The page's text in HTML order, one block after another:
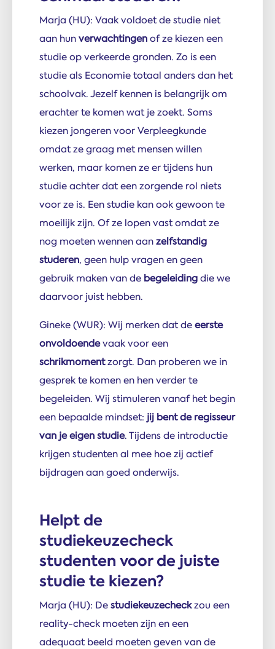
Marja (HU): Vaak voldoet de studie niet
aan hunverwachtingenof ze kiezen een
studie op verkeerde gronden. Zo is een
studie als Economie totaal anders dan het
schoolvak. Jezelf kennen is belangrijk om
erachter te komen wat je zoekt. Soms
kiezen jongeren voor Verpleegkunde
omdat ze graag met mensen willen
werken, maar komen ze er tijdens hun
studie achter dat een zorgende rol niets
voor ze is. Een studie kan ook gewoon te
moeilijk zijn. Of ze lopen vast omdat ze
nog moeten wennen aanzelfstandig
studeren, geen hulp vragen en geen
gebruik maken van de begeleidingdie we
daarvoor juist hebben.
Gineke (WUR): Wij merken dat deeerste
onvoldoendevaak voor een
schrikmomentzorgt. Dan proberen we in
gesprek te komen en hen verder te
begeleiden. Wij stimuleren vanaf het begin
een bepaalde mindset: jij bent de regisseur
van je eigen studie. Tijdens de introductie
krijgen studenten al mee hoe zij actief
bijdragen aan goed onderwijs.
Helpt de
studiekeuzecheck
studenten voor de juiste
studie te kiezen?
Marja (HU): Destudiekeuzecheckzou een
reality-check moeten zijn en een
adequaat beeld moeten geven van de